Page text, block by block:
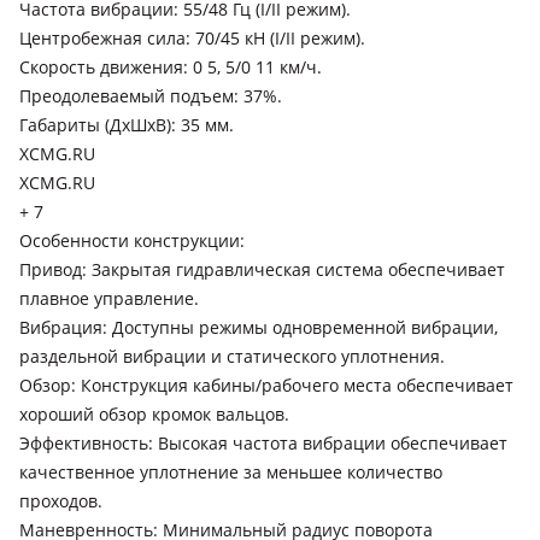
Частота вибрации: 55/48 Гц (I/II режим).
Центробежная сила: 70/45 кН (I/II режим).
Скорость движения: 0 5, 5/0 11 км/ч.
Преодолеваемый подъем: 37%.
Габариты (ДхШхВ): 35 мм.
XCMG.RU
XCMG.RU
+ 7
Особенности конструкции:
Привод: Закрытая гидравлическая система обеспечивает
плавное управление.
Вибрация: Доступны режимы одновременной вибрации,
раздельной вибрации и статического уплотнения.
Обзор: Конструкция кабины/рабочего места обеспечивает
хороший обзор кромок вальцов.
Эффективность: Высокая частота вибрации обеспечивает
качественное уплотнение за меньшее количество
проходов.
Маневренность: Минимальный радиус поворота